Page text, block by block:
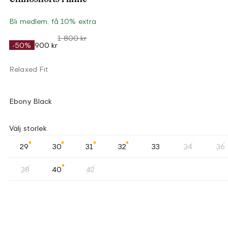
Bli medlem, få 10% extra
-50% 900 kr
1 800 kr
Relaxed Fit
Ebony Black
Välj storlek
29 30 31 32 33 34 36
38 40 42